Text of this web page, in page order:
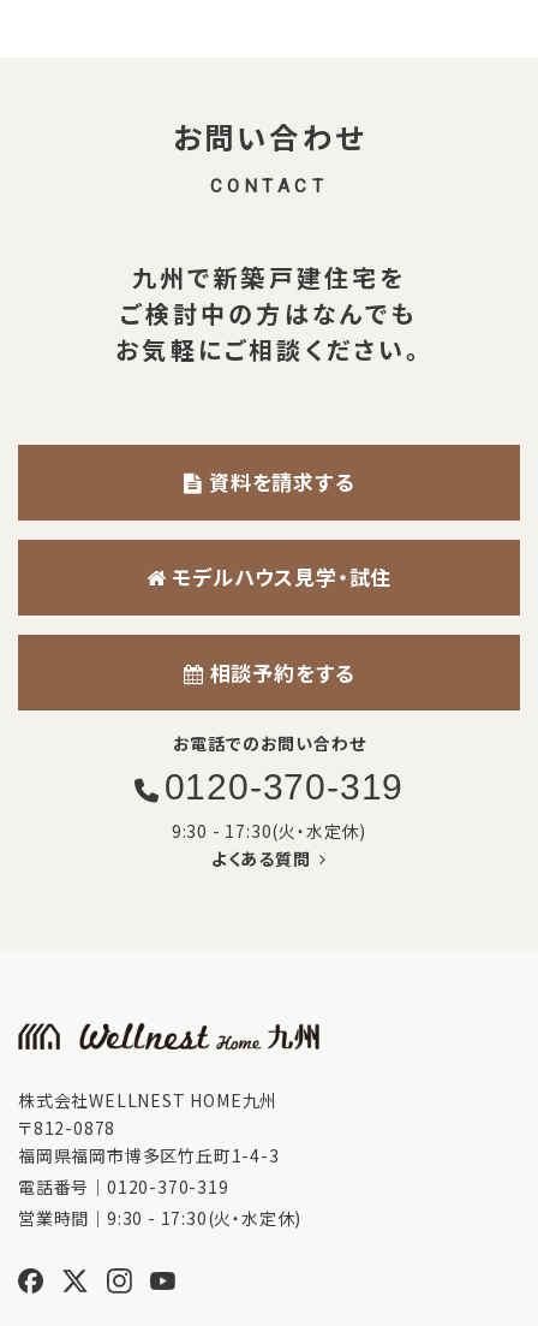
お問い合わせ
CONTACT
九州で新築戸建住宅を
ご検討中の方はなんでも
お気軽にご相談ください。
資料を請求する
モデルハウス見学・試住
相談予約をする
お電話でのお問い合わせ
0120-370-319
9:30 - 17:30(火・水定休)
よくある質問
株式会社WELLNEST HOME九州
〒812-0878
福岡県福岡市博多区竹丘町1-4-3
電話番号｜ 0120-370-319
営業時間｜9:30 - 17:30(火・水定休)